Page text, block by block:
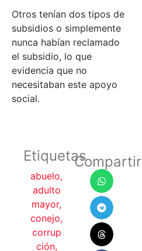
Otros tenían dos tipos de
subsidios o simplemente
nunca habían reclamado
el subsidio, lo que
evidencia que no
necesitaban este apoyo
social.
Etiquetas
abuelo,
adulto
mayor,
conejo,
corrup
ción,
Compartir